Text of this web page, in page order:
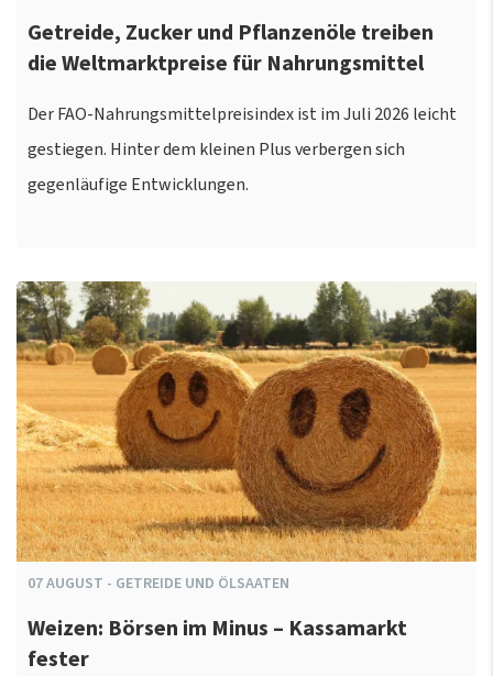
Getreide, Zucker und Pflanzenöle treiben
die Weltmarktpreise für Nahrungsmittel
Der FAO-Nahrungsmittelpreisindex ist im Juli 2026 leicht
gestiegen. Hinter dem kleinen Plus verbergen sich
gegenläufige Entwicklungen.
07AUGUST - GETREIDE UND ÖLSAATEN
Weizen: Börsen im Minus – Kassamarkt
fester